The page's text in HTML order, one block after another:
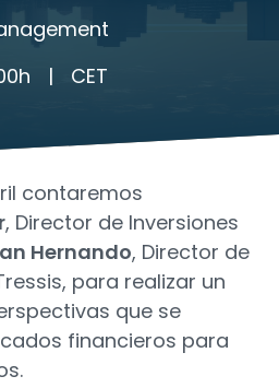
h | CET
contaremos
, Director de Inversiones
Hernando, Director de
para realizar un
que se
financieros para